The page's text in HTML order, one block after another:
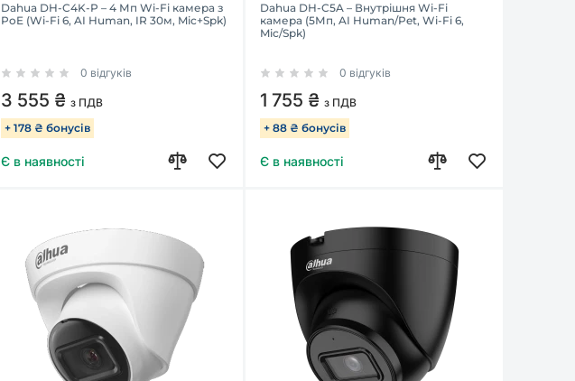
Dahua DH-C4K-P – 4 Мп Wi-Fi камера з
PoE (Wi-Fi 6, AI Human, IR 30м, Mic+Spk)
0 відгуків
3 555 ₴ з ПДВ
+ 178 ₴ бонусів
Є в наявності
Dahua DH-C5A – Внутрішня Wi-Fi
камера (5Мп, AI Human/Pet, Wi-Fi 6,
Mic/Spk)
0 відгуків
1 755 ₴з ПДВ
+ 88 ₴ бонусів
Є в наявності